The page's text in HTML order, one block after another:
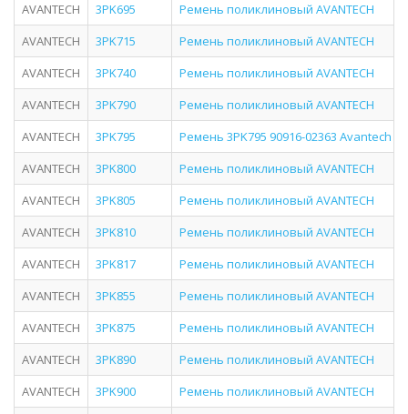
AVANTECH
3PK695
Ремень поликлиновый AVANTECH
AVANTECH
3PK715
Ремень поликлиновый AVANTECH
AVANTECH
3PK740
Ремень поликлиновый AVANTECH
AVANTECH
3PK790
Ремень поликлиновый AVANTECH
AVANTECH
3PK795
Ремень 3PK795 90916-02363 Avantech -
AVANTECH
3PK800
Ремень поликлиновый AVANTECH
AVANTECH
3PK805
Ремень поликлиновый AVANTECH
AVANTECH
3PK810
Ремень поликлиновый AVANTECH
AVANTECH
3PK817
Ремень поликлиновый AVANTECH
AVANTECH
3PK855
Ремень поликлиновый AVANTECH
AVANTECH
3PK875
Ремень поликлиновый AVANTECH
AVANTECH
3PK890
Ремень поликлиновый AVANTECH
AVANTECH
3PK900
Ремень поликлиновый AVANTECH